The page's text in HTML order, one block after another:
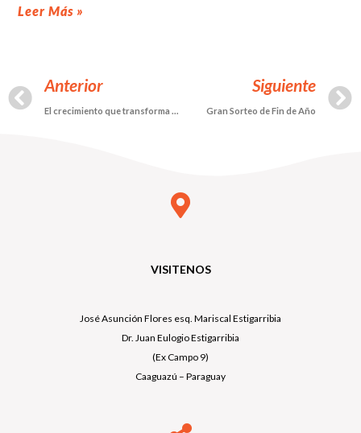
Leer Más »
Anterior
El crecimiento que transforma comunidades
Siguiente
Gran Sorteo de Fin de Año
VISITENOS
José Asunción Flores esq. Mariscal Estigarribia
Dr. Juan Eulogio Estigarribia
(Ex Campo 9)
Caaguazú – Paraguay